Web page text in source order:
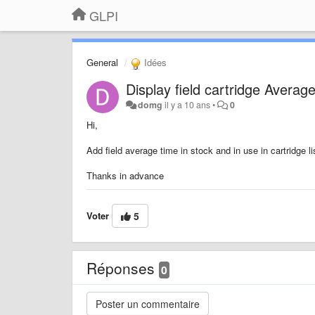
GLPI
General Idées
Display field cartridge
domg il y a 10 ans• 0
Hi,
Add field average time in stock and in use in cartridge
Thanks in advance
Voter 5
Réponses 0